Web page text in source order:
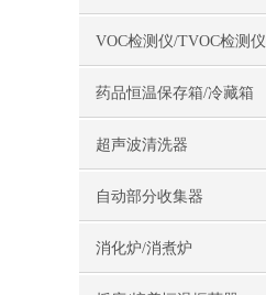
VOC检测仪/TVOC检测仪
药品恒温保存箱/冷藏箱
超声波清洗器
自动部分收集器
消化炉/消煮炉